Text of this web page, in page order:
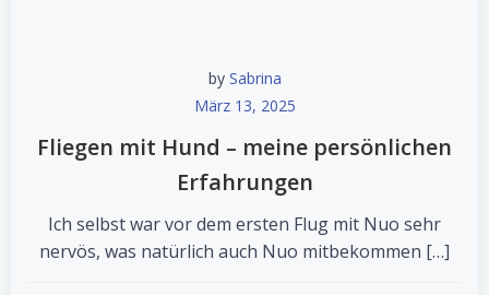
by Sabrina
März 13, 2025
Fliegen mit Hund – meine persönlichen
Erfahrungen
Ich selbst war vor dem ersten Flug mit Nuo sehr
nervös, was natürlich auch Nuo mitbekommen […]